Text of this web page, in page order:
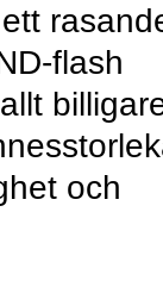
flash
och